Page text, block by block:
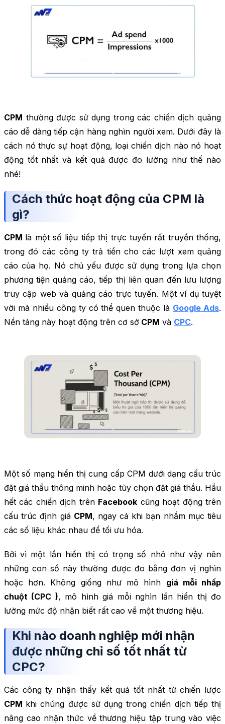
CPM thường được sử dụng trong các chiến dịch quảng
cáo dễ dàng tiếp cận hàng nghìn người xem. Dưới đây là
cách nó thực sự hoạt động, loại chiến dịch nào nó hoạt
động tốt nhất và kết quả được đo lường như thế nào
nhé!
Cách thức hoạt động của CPM là
gì?
CPM là một số liệu tiếp thị trực tuyến rất truyền thống,
trong đó các công ty trả tiền cho các lượt xem quảng
cáo của họ. Nó chủ yếu được sử dụng trong lựa chọn
phương tiện quảng cáo, tiếp thị liên quan đến lưu lượng
truy cập web và quảng cáo trực tuyến. Một ví dụ tuyệt
vời mà nhiều công ty có thể quen thuộc là Google Ads.
Nền tảng này hoạt động trên cơ sở CPM và CPC.
Một số mạng hiển thị cung cấp CPM dưới dạng cấu trúc
đặt giá thầu thông minh hoặc tùy chọn đặt giá thầu. Hầu
hết các chiến dịch trên Facebook cũng hoạt động trên
cấu trúc định giá CPM, ngay cả khi bạn nhắm mục tiêu
các số liệu khác nhau để tối ưu hóa.
Bởi vì một lần hiển thị có trọng số nhỏ như vậy nên
những con số này thường được đo bằng đơn vị nghìn
hoặc hơn. Không giống như mô hình giá mỗi nhấp
chuột (CPC ), mô hình giá mỗi nghìn lần hiển thị đo
lường mức độ nhận biết rất cao về một thương hiệu.
Khi nào doanh nghiệp mới nhận
được những chỉ số tốt nhất từ
CPC?
Các công ty nhận thấy kết quả tốt nhất từ ​​chiến lược
CPM khi chúng được sử dụng trong chiến dịch tiếp thị
nâng cao nhận thức về thương hiệu tập trung vào việc